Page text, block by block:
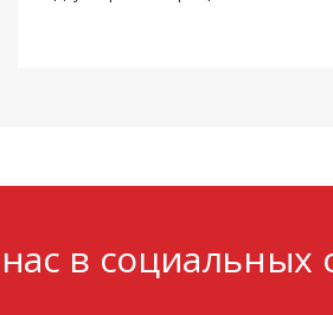
в социальных